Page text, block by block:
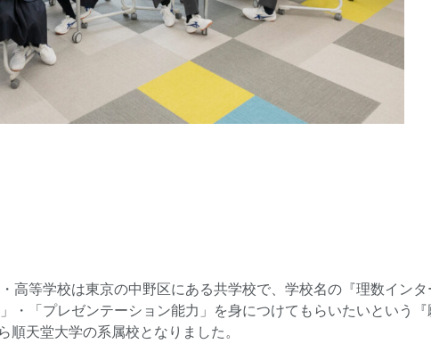
等学校は東京の中野区にある共学校で、学校名の『理数インタ
・「プレゼンテーション能力」を身につけてもらいたいという
順天堂大学の系属校となりました。